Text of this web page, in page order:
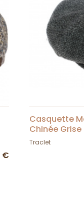
€
Casquette
Chinée Grise
Traclet